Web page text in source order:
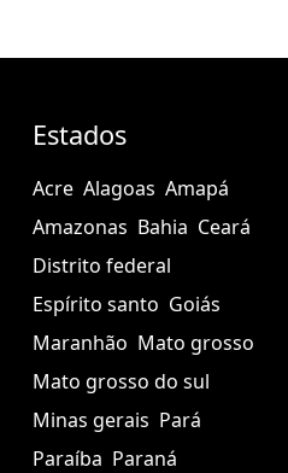
Estados
Acre Alagoas Amapá
Amazonas Bahia Ceará
Distrito federal
Espírito santo Goiás
Maranhão Mato grosso
Mato grosso do sul
Minas gerais Pará
Paraíba Paraná